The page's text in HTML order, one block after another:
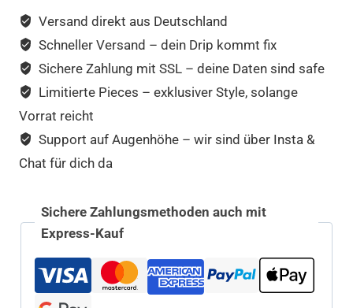
Versand direkt aus Deutschland
Schneller Versand – dein Drip kommt fix
Sichere Zahlung mit SSL – deine Daten sind safe
Limitierte Pieces – exklusiver Style, solange
Vorrat reicht
Support auf Augenhöhe – wir sind über Insta &
Chat für dich da
Sichere Zahlungsmethoden auch mit
Express-Kauf